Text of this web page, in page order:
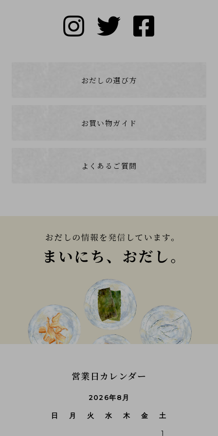
おだしの選び方
お買い物ガイド
よくあるご質問
営業日カレンダー
2026年8月
日 月 火 水 木 金 土
1